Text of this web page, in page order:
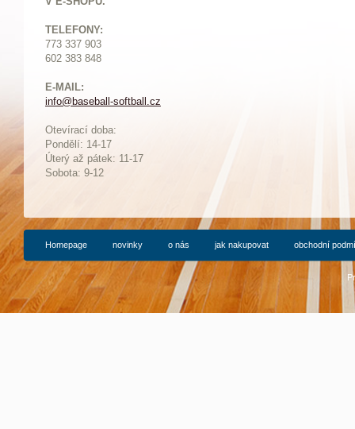
TELEFONY:
773 337 903
602 383 848
E-MAIL:
info@baseball-softball.cz
Otevírací doba:
Pondělí: 14-17
Úterý až pátek: 11-17
Sobota: 9-12
Homepage novinky o nás jak nakupovat obchodní